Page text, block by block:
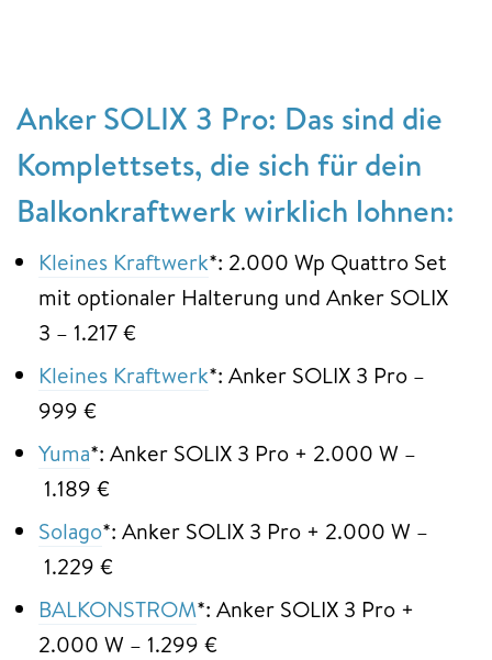
Anker SOLIX 3 Pro: Das sind die
Komplettsets, die sich für dein
Balkonkraftwerk wirklich lohnen:
Kleines Kraftwerk*: 2.000 Wp Quattro Set
mit optionaler Halterung und Anker SOLIX
3 – 1.217 €
Kleines Kraftwerk*: Anker SOLIX 3 Pro –
999 €
Yuma*: Anker SOLIX 3 Pro + 2.000 W –
1.189 €
Solago*: Anker SOLIX 3 Pro + 2.000 W –
1.229 €
BALKONSTROM*: Anker SOLIX 3 Pro +
2.000 W – 1.299 €